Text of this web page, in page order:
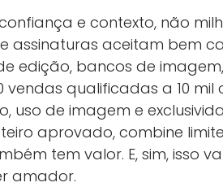
e contexto, não
assinaturas aceitam bem
edição, bancos de
vendas qualificadas a 10 mil
uso de imagem e
aprovado, combine
tem valor. E, sim, isso
amador.